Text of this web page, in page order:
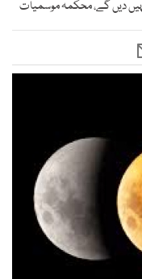
دیں گے، محکمہ موسمیات